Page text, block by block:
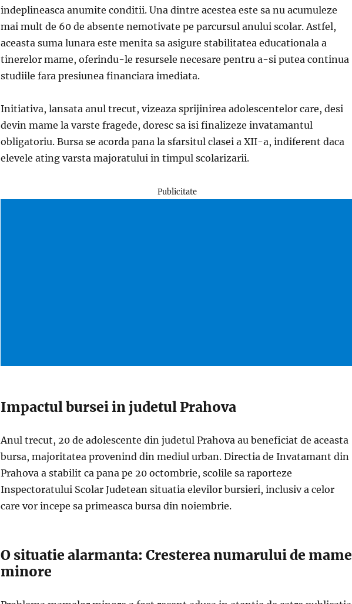
indeplineasca anumite conditii. Una dintre acestea este sa nu acumuleze
mai mult de 60 de absente nemotivate pe parcursul anului scolar. Astfel,
aceasta suma lunara este menita sa asigure stabilitatea educationala a
tinerelor mame, oferindu-le resursele necesare pentru a-si putea continua
studiile fara presiunea financiara imediata.
Initiativa, lansata anul trecut, vizeaza sprijinirea adolescentelor care, desi
devin mame la varste fragede, doresc sa isi finalizeze invatamantul
obligatoriu. Bursa se acorda pana la sfarsitul clasei a XII-a, indiferent daca
elevele ating varsta majoratului in timpul scolarizarii.
Publicitate
Impactul bursei in judetul Prahova
Anul trecut, 20 de adolescente din judetul Prahova au beneficiat de aceasta
bursa, majoritatea provenind din mediul urban. Directia de Invatamant din
Prahova a stabilit ca pana pe 20 octombrie, scolile sa raporteze
Inspectoratului Scolar Judetean situatia elevilor bursieri, inclusiv a celor
care vor incepe sa primeasca bursa din noiembrie.
O situatie alarmanta: Cresterea numarului de mame
minore